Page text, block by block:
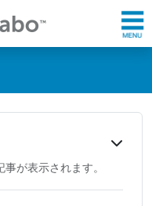
が表示されます。